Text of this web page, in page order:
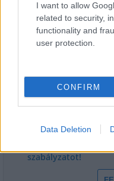
I want to allow
related to security,
functionality and
user protection.
CONFIRM
Data Deletion
HÍRLEVÉL
E-mail cím
szabályzatot!